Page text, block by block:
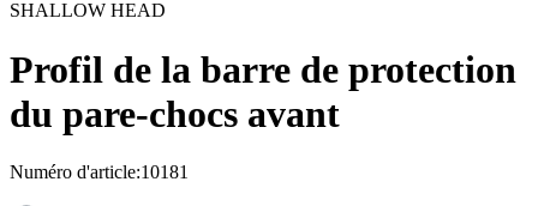
SHALLOW HEAD
Profil de la barre de protection
du pare-chocs avant
Numéro d'article:10181